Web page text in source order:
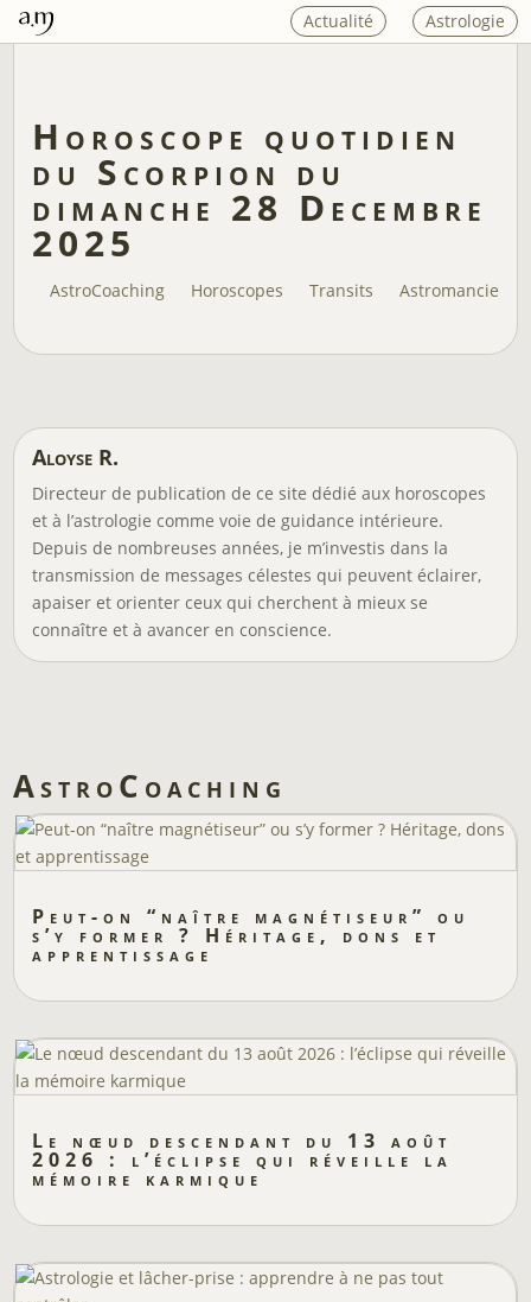
Actualité Astrologie
Horoscope quotidien
du Scorpion du
dimanche 28 Decembre
2025
AstroCoaching Horoscopes Transits Astromancie
Aloyse R.
Directeur de publication de ce site dédié aux horoscopes
et à l’astrologie comme voie de guidance intérieure.
Depuis de nombreuses années, je m’investis dans la
transmission de messages célestes qui peuvent éclairer,
apaiser et orienter ceux qui cherchent à mieux se
connaître et à avancer en conscience.
AstroCoaching
Peut-on “naître magnétiseur” ou
s’y former ? Héritage, dons et
apprentissage
Le nœud descendant du 13 août
2026 : l’éclipse qui réveille la
mémoire karmique